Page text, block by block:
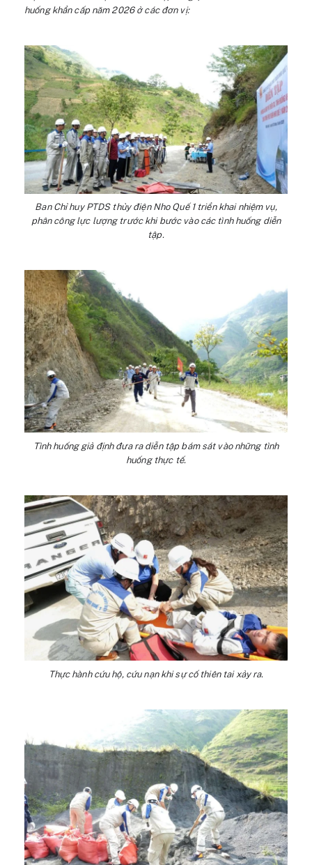
huống khẩn cấp năm 2026 ở các đơn vị:
Ban Chỉ huy PTDS thủy điện Nho Quế 1 triển khai nhiệm vụ,
phân công lực lượng trước khi bước vào các tình huống diễn
tập.
Tình huống giả định đưa ra diễn tập bám sát vào những tình
huống thực tế.
Thực hành cứu hộ, cứu nạn khi sự cố thiên tai xảy ra.